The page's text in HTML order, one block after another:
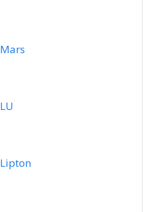
Mars
LU
Lipton